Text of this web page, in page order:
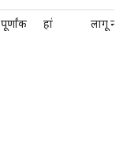
पूर्णांक हां लागू नहीं